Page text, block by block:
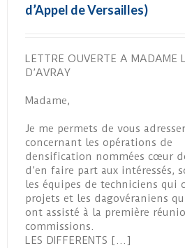
d’Appel de Versailles)
LETTRE OUVERTE A MADAME
D’AVRAY
Madame,
Je me permets de vous
concernant les opérations de
densification nommées cœur
d’en faire part aux intéressés,
les équipes de techniciens qui
projets et les dagovéraniens
ont assisté à la première
commissions.
LES DIFFERENTS […]